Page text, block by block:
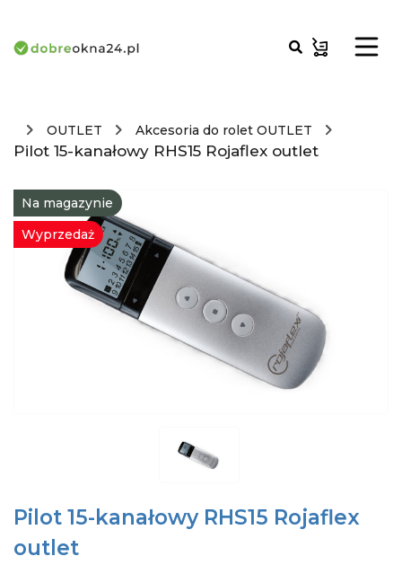
OUTLET Akcesoria do rolet OUTLET
Pilot 15-kanałowy RHS15 Rojaflex outlet
Na magazynie
Wyprzedaż
Pilot 15-kanałowy RHS15 Rojaflex
outlet